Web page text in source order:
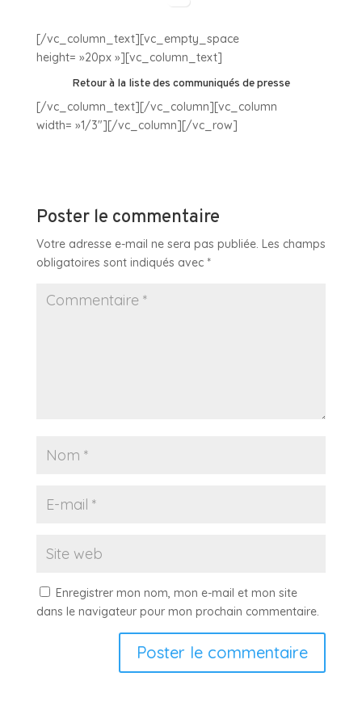
[/vc_column_text][vc_empty_space
height= »20px »][vc_column_text]
Retour à la liste des communiqués de presse
[/vc_column_text][/vc_column][vc_column
width= »1/3″][/vc_column][/vc_row]
Poster le commentaire
Votre adresse e-mail ne sera pas publiée. Les champs
obligatoires sont indiqués avec *
Enregistrer mon nom, mon e-mail et mon site
dans le navigateur pour mon prochain commentaire.